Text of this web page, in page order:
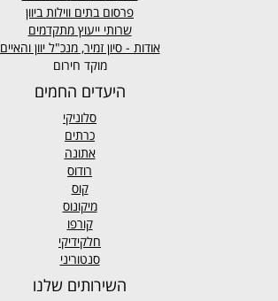
פרסום בתים ווילות ביוון
שרותי ייעוץ מתקדמים
אודות - סיון זמיר, מנכ"ל יוון והאיים
מוקד חירום
היעדים החמים
סלוניקי
כרתים
אתונה
רודוס
קוס
מיקונוס
קורפו
חלקידיקי
סנטוריני
השירותים שלנו